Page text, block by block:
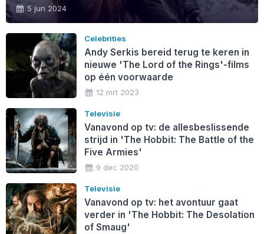
5 jun 2024
Celebrities
Andy Serkis bereid terug te keren in
nieuwe 'The Lord of the Rings'-films
op één voorwaarde
12 mrt 2023
Televisie
Vanavond op tv: de allesbeslissende
strijd in 'The Hobbit: The Battle of the
Five Armies'
9 dec 2020
Televisie
Vanavond op tv: het avontuur gaat
verder in 'The Hobbit: The Desolation
of Smaug'